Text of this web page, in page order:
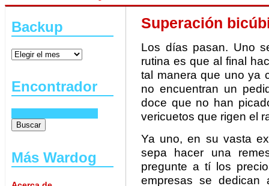
Backup
Encontrador
Más Wardog
Superación
Los días pasan. Uno
rutina es que al final
tal manera que uno ya
no encuentran un
doce que no han
vericuetos que rigen el
Ya uno, en su vasta
sepa hacer una
pregunte a tí los
empresas se dedican